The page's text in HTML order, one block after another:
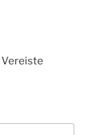
Vereiste